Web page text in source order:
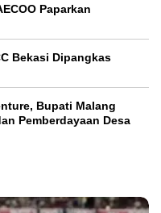
Paparkan
Bekasi Dipangkas
Bupati Malang
Pemberdayaan Desa